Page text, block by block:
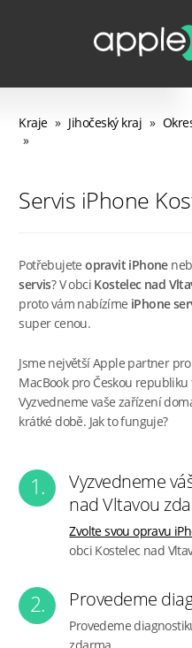
Kraje » Jihočeský kraj »
»
Servis iPhone
Potřebujeteopravit iPhone
servis? V obci Kostelec nad
proto vám nabízíme iPhone
super cenou.
Jsme největší Apple partner
MacBook pro Českou
Vyzvedneme vaše zařízení
krátké době. Jak to funguje?
1.
Vyzvedneme
nad Vltavou
Zvolte svou opravu
obci Kostelec nad
2. Provedeme
Provedeme